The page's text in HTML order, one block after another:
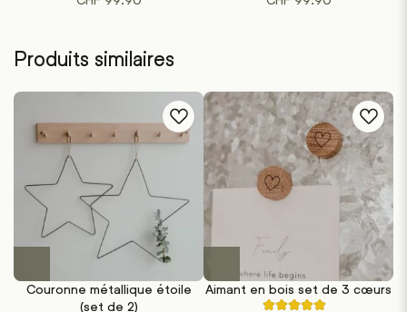
plusieurs
options
choisies
sur
page
produit
plusieurs
être
choisies
sur
la
page
Produits similaires
Couronne métallique étoile
(set de 2)
Aimant en bois set de 3 cœurs